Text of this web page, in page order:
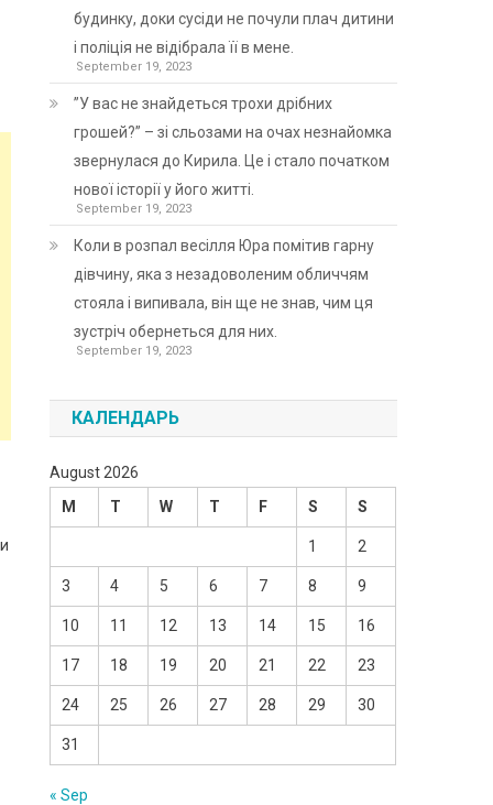
будинку, доки сусіди не почули плач дитини
і поліція не відібрала її в мене.
September 19, 2023
”У вас не знайдеться трохи дрібних
грошей?” – зі сльозами на очах незнайомка
звернулася до Кирила. Це і стало початком
нової історії у його житті.
September 19, 2023
Коли в розпал весілля Юра помітив гарну
дівчину, яка з незадоволеним обличчям
стояла і випивала, він ще не знав, чим ця
зустріч обернеться для них.
September 19, 2023
КАЛЕНДАРЬ
August 2026
M
T W T F S S
1 2
3 4 5 6 7 8 9
10 11 12 13 14 15 16
17 18 19 20 21 22 23
24 25 26 27 28 29 30
31
« Sep